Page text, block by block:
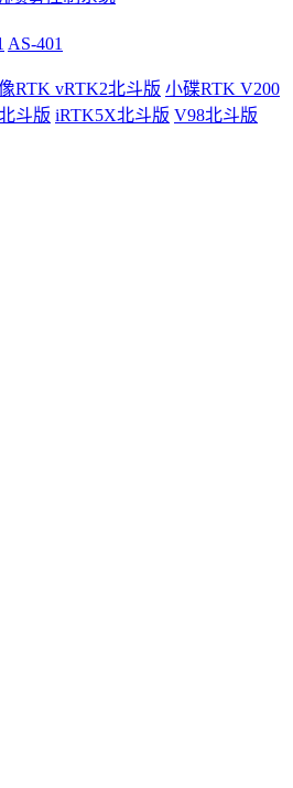
AS-401
RTK vRTK2北斗版 小碟RTK V200
斗版 iRTK5X北斗版 V98北斗版